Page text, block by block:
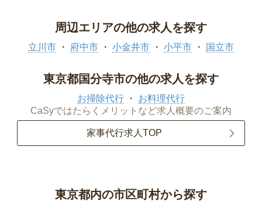
周辺エリアの他の求人を探す
立川市 府中市 小金井市 小平市 国立市
東京都国分寺市の他の求人を探す
お掃除代行
お料理代行
CaSyではたらくメリットなど求人概要のご案内
家事代行求人TOP
東京都内の市区町村から探す